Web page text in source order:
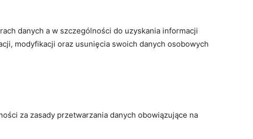
danych a w szczególności do uzyskania informacji
modyfikacji oraz usunięcia swoich danych osobowych
za zasady przetwarzania danych obowiązujące na